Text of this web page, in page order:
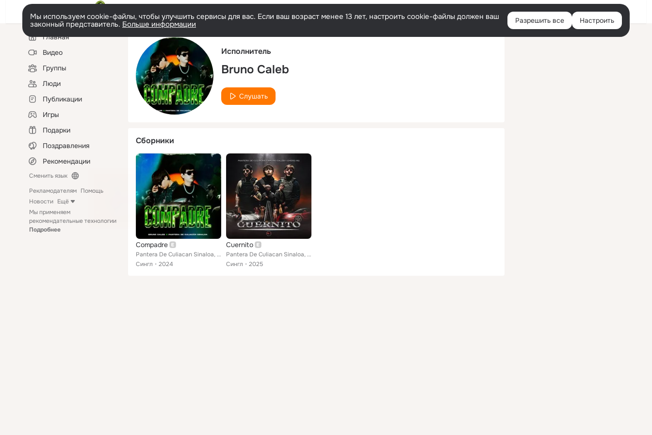
Русский Войти
Мы используем cookie-файлы, чтобы улучшить сервисы для вас. Если ваш возраст менее 13 лет, настроить cookie-файлы должен ваш
законный представитель. Больше информации Разрешить все Настроить
Левая
колонкаГлавная
Видео
Группы
Люди
Публикации
Игры
Подарки
Поздравления
Рекомендации
Сменить язык
Рекламодателям Помощь
Новости Ещё
Мы применяем
рекомендательные технологии
Подробнее
Исполнитель
Bruno Caleb
Слушать
Сборники
Compadre
Pantera De Culiacan Sinaloa, Bruno Caleb
Сингл
2024
Cuernito
Pantera De Culiacan Sinaloa, Cheko Mg, Bruno Caleb
Сингл
2025